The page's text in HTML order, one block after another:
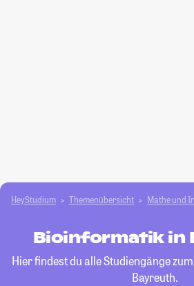
HeyStudium Themenübersicht Mathe und
Bioinformatik in
Hier findest du alle Studiengänge zum
Bayreuth.